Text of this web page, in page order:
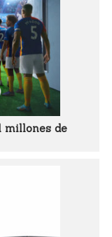
millones de